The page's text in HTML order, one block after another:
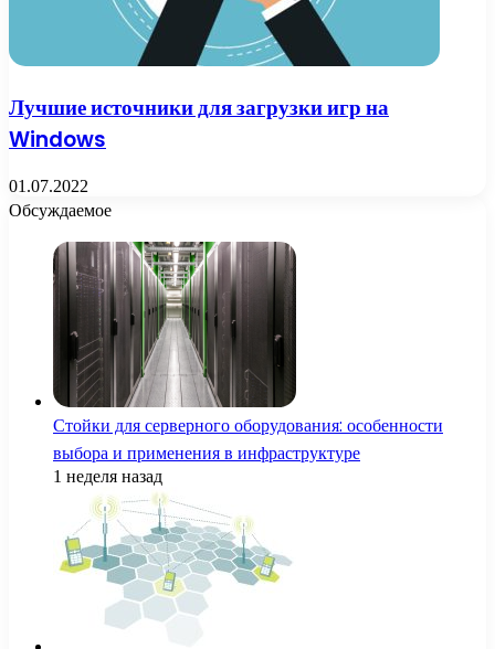
Лучшие источники для загрузки игр на
Windows
01.07.2022
Обсуждаемое
Стойки для серверного оборудования: особенности
выбора и применения в инфраструктуре
1 неделя назад